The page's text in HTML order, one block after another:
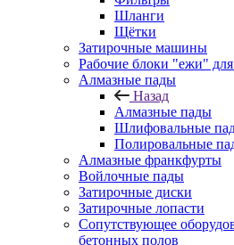
Шланги
Щётки
Затирочные машины
Рабочие блоки "ежи"
Алмазные пады
Назад
Алмазные пады
Шлифовальные
Полировальные
Алмазные франкфурты
Войлочные пады
Затирочные диски
Затирочные лопасти
Сопутствующее
бетонных полов